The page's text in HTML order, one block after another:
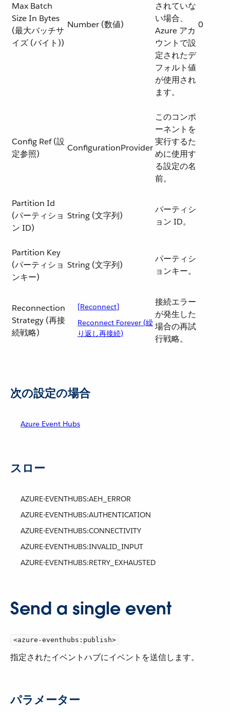
Max Batch
Size In Bytes
(最大バッチサ
イズ (バイト))
Number (数値)
されていな
い場合、
Azure アカ
ウントで設
定されたデ
フォルト値
が使用され
ます。
0
Config Ref (設
定参照)
ConfigurationProvider
このコンポ
ーネントを
実行するた
めに使用す
る設定の名
前。
Partition Id
(パーティショ
ン ID)
String (文字列)
パーティシ
ョン ID。
Partition Key
(パーティショ
ンキー)
String (文字列)
パーティシ
ョンキー。
Reconnection
Strategy (再接
続戦略)
[Reconnect]
Reconnect Forever (繰
り返し再接続)
接続エラー
が発生した
場合の再試
行戦略。
次の設定の場合
Azure Event Hubs
スロー
AZURE-EVENTHUBS:AEH_ERROR​
AZURE-EVENTHUBS:AUTHENTICATION
AZURE-EVENTHUBS:CONNECTIVITY
AZURE-EVENTHUBS:INVALID_INPUT​
AZURE-EVENTHUBS:RETRY_EXHAUSTED​
Send a single event
<azure-eventhubs:publish>
指定されたイベントハブにイベントを送信します。
パラメーター